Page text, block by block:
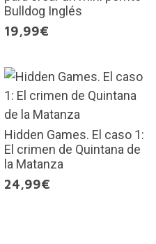
Bulldog Inglés
19,99€
Hidden Games. El caso 1:
El crimen de Quintana de
la Matanza
24,99€